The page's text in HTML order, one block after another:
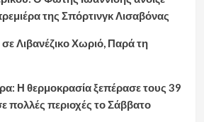
της Σπόρτινγκ Λισαβόνας
Λιβανέζικο Χωριό, Παρά τη
Η θερμοκρασία ξεπέρασε τους 39
πολλές περιοχές το Σάββατο